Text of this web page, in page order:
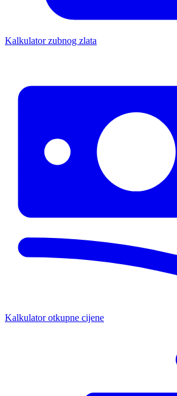
Kalkulator zubnog zlata
Kalkulator otkupne cijene